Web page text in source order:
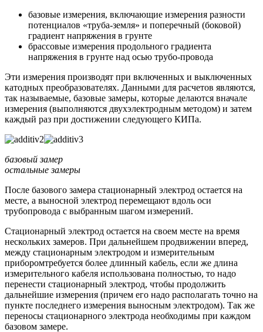
базовые измерения, включающие измерения разности
потенциалов «труба-земля» и поперечный (боковой)
градиент напряжения в грунте
брассовые измерения продольного градиента
напряжения в грунте над осью трубо-провода
Эти измерения производят при включенных и выключенных
катодных преобразователях. Данными для расчетов являются,
так называемые, базовые замеры, которые делаются вначале
измерения (выполняются двухэлектродным методом) и затем
каждый раз при достижении следующего КИПа.
базовый замер
остальные замеры
После базового замера стационарный электрод остается на
месте, а выносной электрод перемещают вдоль оси
трубопровода с выбранным шагом измерений.
Стационарный электрод остается на своем месте на время
нескольких замеров. При дальнейшем продвижении вперед,
между стационарным электродом и измерительным
приборомтребуется более длинный кабель, если же длина
измерительного кабеля использована полностью, то надо
перенести стационарный электрод, чтобы продолжить
дальнейшие измерения (причем его надо располагать точно на
пункте последнего измерения выносным электродом). Так же
переносы стационарного электрода необходимы при каждом
базовом замере.